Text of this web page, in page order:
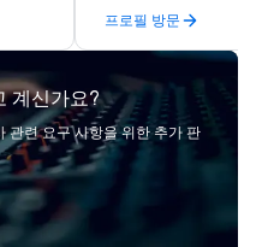
direct line of
unparalleled
프로필 방문
계신가요?
관련 요구 사항을 위한 추가 판